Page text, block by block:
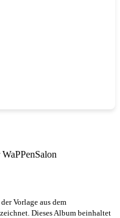
Vorlage aus dem
Dieses Album beinhaltet